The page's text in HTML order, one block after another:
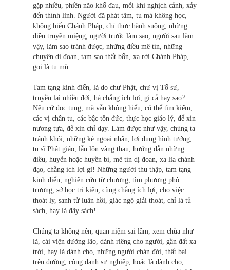
gặp nhiều, phiền não khổ đau, mỗi khi nghịch cảnh, xảy
đến thình lình. Người đã phát tâm, tu mà không học,
không hiểu Chánh Pháp, chỉ thực hành suông, những
điều truyền miệng, người trước làm sao, người sau làm
vậy, làm sao tránh được, những điều mê tín, những
chuyện dị đoan, tam sao thất bổn, xa rời Chánh Pháp,
gọi là tu mù.
Tam tạng kinh điển, là do chư Phật, chư vị Tổ sư,
truyền lại nhiều đời, há chẳng ích lợi, gì cả hay sao?
Nếu cứ đọc tụng, mà vẫn không hiểu, có thể tìm kiếm,
các vị chân tu, các bậc tôn đức, thực học giáo lý, để xin
nương tựa, để xin chỉ dạy. Làm được như vậy, chúng ta
tránh khỏi, những kẻ ngoại nhân, lợi dụng hình tướng,
tu sĩ Phật giáo, lẫn lộn vàng thau, hướng dẫn những
điều, huyễn hoặc huyền bí, mê tín dị đoan, xa lìa chánh
đạo, chẳng ích lợi gì! Những người thu thập, tam tạng
kinh điển, nghiên cứu từ chương, tìm phương phô
trương, sở học tri kiến, cũng chẳng ích lợi, cho việc
thoát ly, sanh tử luân hồi, giác ngộ giải thoát, chỉ là tủ
sách, hay là đãy sách!
Chúng ta không nên, quan niệm sai lầm, xem chùa như
là, cái viện dưỡng lão, dành riêng cho người, gần đất xa
trời, hay là dành cho, những người chán đời, thất bại
trên đường, công danh sự nghiệp, hoặc là dành cho,